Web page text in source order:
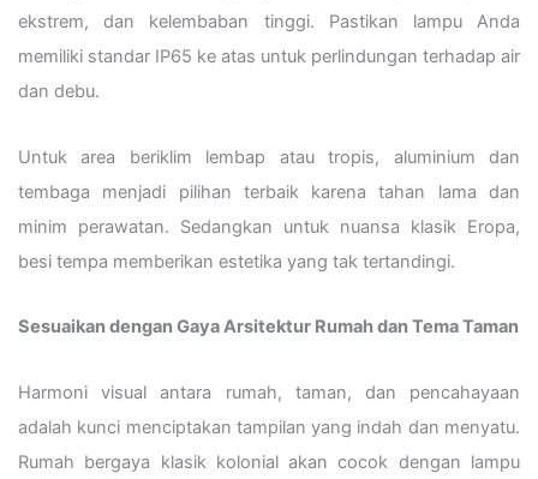
ekstrem, dan kelembaban tinggi. Pastikan lampu Anda
memiliki standar IP65 ke atas untuk perlindungan terhadap air
dan debu.
Untuk area beriklim lembap atau tropis, aluminium dan
tembaga menjadi pilihan terbaik karena tahan lama dan
minim perawatan. Sedangkan untuk nuansa klasik Eropa,
besi tempa memberikan estetika yang tak tertandingi.
Sesuaikan dengan Gaya Arsitektur Rumah dan Tema Taman
Harmoni visual antara rumah, taman, dan pencahayaan
adalah kunci menciptakan tampilan yang indah dan menyatu.
Rumah bergaya klasik kolonial akan cocok dengan lampu